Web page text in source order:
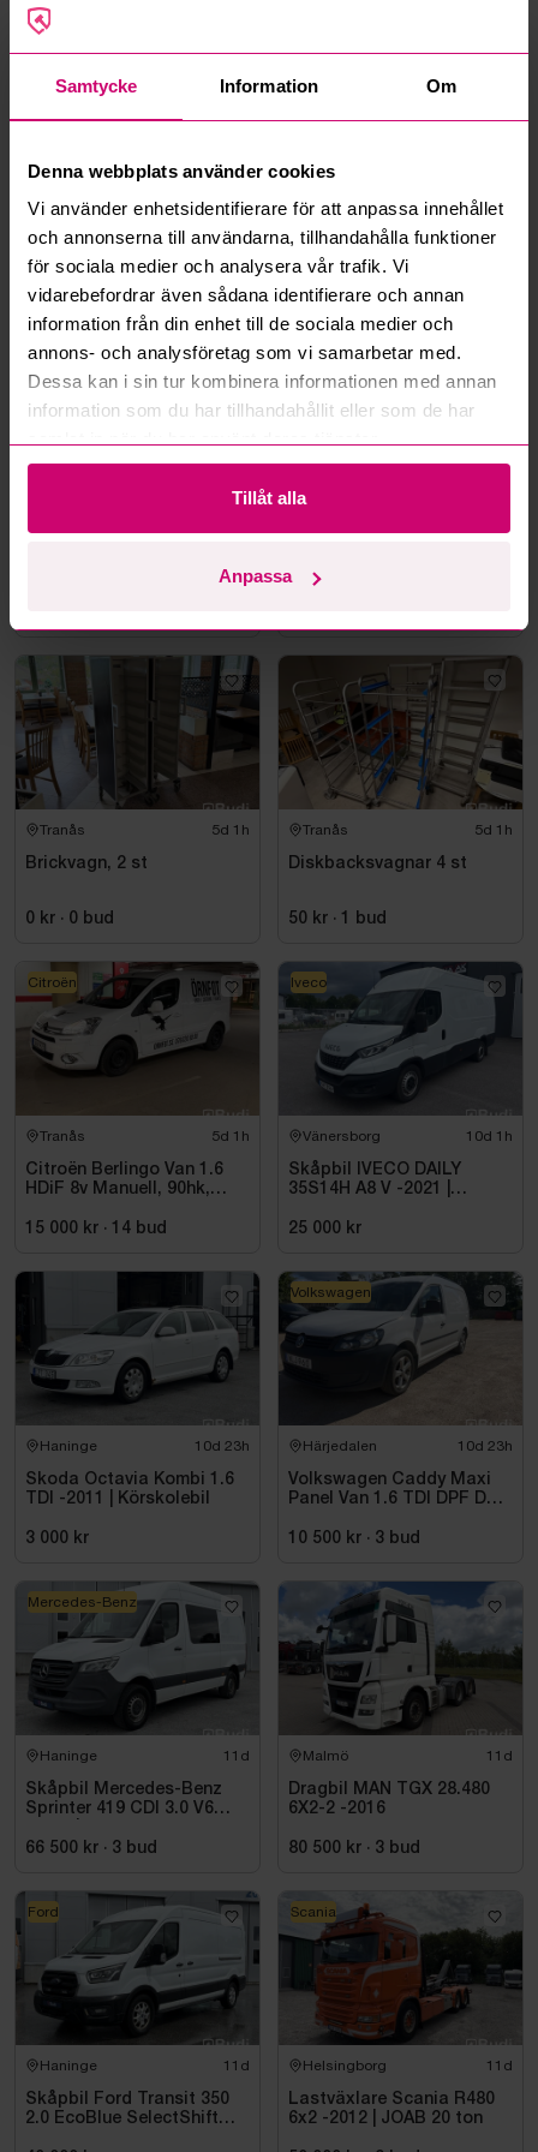
Samtycke Information Om
Denna webbplats använder cookies
Vi använder enhetsidentifierare för att anpassa innehållet
och annonserna till användarna, tillhandahålla funktioner
för sociala medier och analysera vår trafik. Vi
vidarebefordrar även sådana identifierare och annan
information från din enhet till de sociala medier och
annons- och analysföretag som vi samarbetar med.
Dessa kan i sin tur kombinera informationen med annan
information som du har tillhandahållit eller som de har
Tillåt alla
Anpassa
Smedjebacken 4d 4h
Mercedes-Benz SPRINTER
-2016 | DIESEL
46 000 kr ·4 bud
Mercedes-Benz
Haninge 4d 8h
Containerflak 6m
5 500 kr ·1 bud
Tranås 5d 1h
Brickvagn, 2 st
0 kr · 0 bud
Tranås 5d 1h
Diskbacksvagnar 4 st
50 kr · 1 bud
Tranås 5d 1h
Citroën Berlingo Van 1.6
HDiF 8v Manuell, 90hk,
15 000 kr · 14 bud
Citroën
Vänersborg 10d 1h
Skåpbil IVECO DAILY
35S14H A8 V -2021 |
25 000 kr
Iveco
Haninge 10d 23h
Skoda Octavia Kombi 1.6
TDI -2011 | Körskolebil
3 000 kr
Härjedalen 10d 23h
Volkswagen Caddy Maxi
Panel Van 1.6 TDI DPF DSG
10 500 kr · 3 bud
Volkswagen
Haninge 11d
Skåpbil Mercedes-Benz
Sprinter 419 CDI 3.0 V6
66 500 kr · 3 bud
Mercedes-Benz
Malmö 11d
Dragbil MAN TGX 28.480
6X2-2 -2016
80 500 kr · 3 bud
Haninge 11d
Skåpbil Ford Transit 350
2.0 EcoBlue SelectShift
Ford
Helsingborg 11d
Lastväxlare Scania R480
6x2 -2012 | JOAB 20 ton
Scania